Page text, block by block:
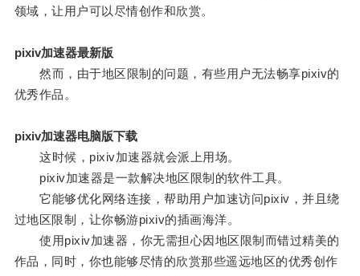
领域，让用户可以尽情创作和欣赏。
pixiv加速器最新版
然而，由于地区限制的问题，有些用户无法畅享pixiv的
优秀作品。
pixiv加速器电脑版下载
这时候，pixiv加速器就会派上用场。
pixiv加速器是一款解决地区限制的软件工具。
它能够优化网络连接，帮助用户加速访问pixiv，并且绕
过地区限制，让你畅游pixiv的插画海洋。
使用pixiv加速器，你无需担心因地区限制而错过精美的
作品，同时，你也能够尽情的欣赏那些遥远地区的优秀创作